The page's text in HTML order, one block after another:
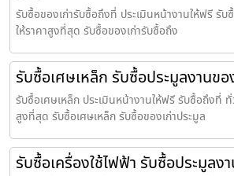
รับซื้อของเก่ารับซื้อถึงที่ ประเมินหน้างานให้ฟรี รั
ให้ราคาสูงที่สุด รับซื้อของเก่ารับซื้อถึง
รับซื้อเศษเหล็ก รับซื้อประมูลงานข
รับซื้อเศษเหล็ก ประเมินหน้างานให้ฟรี รับซื้อถึงที่
สูงที่สุด รับซื้อเศษเหล็ก รับซื้อของเก่าประมูล
รับซื้อเครื่องใช้ไฟฟ้า รับซื้อประมูลง